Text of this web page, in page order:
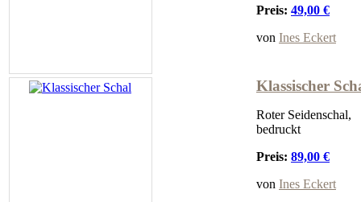
Preis: 49,00 €
von Ines Eckert
Klassischer
Roter Seidenschal,
bedruckt
Preis: 89,00 €
von Ines Eckert